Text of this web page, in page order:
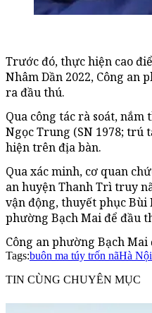
Trước đó, thực hiện cao
Nhâm Dần 2022, Công
ra đầu thú.
Qua công tác rà soát,
Ngọc Trung (SN 1978; trú
hiện trên địa bàn.
Qua xác minh, cơ quan
an huyện Thanh Trì truy
vận động, thuyết phục Bùi
phường Bạch Mai để đầu
Công an phường Bạch
Tags:buôn ma túy trốn nãHà Nội
TIN CÙNG CHUYÊN MỤC